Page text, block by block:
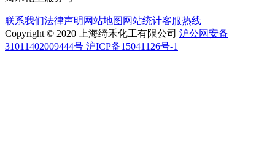
联系我们法律声明 网站地图 网站统计客服热线
Copyright © 2020 上海绮禾化工有限公司 沪公网安备
31011402009444号 沪ICP备15041126号-1